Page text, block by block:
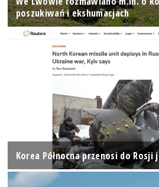
poszukiwań i ekshumacjach
Korea Północna przenosi do